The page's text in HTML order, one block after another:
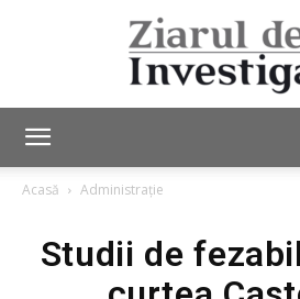
de
Acasă Administrație
Studii de